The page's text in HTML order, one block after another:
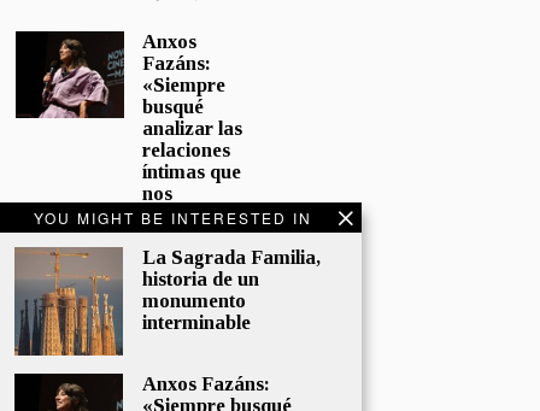
YOU MIGHT BE INTERESTED IN
La Sagrada Familia,
historia de un
monumento
interminable
Anxos Fazáns:
«Siempre busqué
Anxos
Fazáns:
«Siempre
busqué
analizar las
relaciones
íntimas que
nos
afectan»
5 junio, 2026
El hijo de la
cómica, el
homenaje
Sacristán a
Fernán